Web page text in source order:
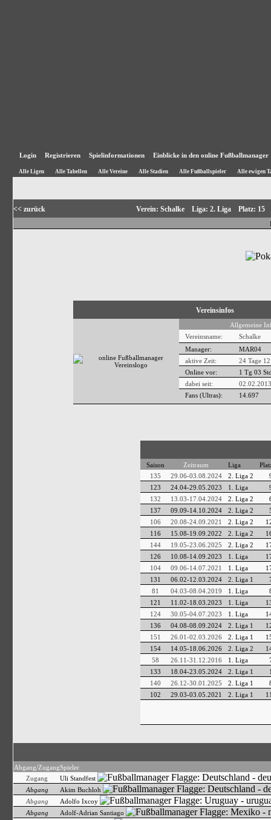
Login Registrieren Spielinformationen Einblicke in den online Fußballmanager
Alle Ligen Alle Tabellen Alle Vereine Alle Stadien Alle Fußballspieler Alle ewigen
<< zurück Verein: Schalke Liga: 2. Liga Platz:
Vereinsinfos
Allgemeine
Vereinsname:
Schalke
Manager:
MAR04
aktive Zeit:
24 Tage
Online vor:
1 Tg 03
dabei seit:
Fans (Ultras):
14.697
Saison Zeitraum Liga
135
29.06-03.08.2024 2. Liga 2
123
24.04-29.05.2023 1. Liga
132
13.03-17.04.2024 2. Liga 2
137
09.09-14.10.2024 2. Liga 2
106
20.08-24.09.2021 2. Liga 2
116
15.08-19.09.2022 2. Liga 2
144
19.05-23.06.2025 2. Liga 2
126
10.08-14.09.2023 1. Liga
104
09.06-14.07.2021 1. Liga
131
06.02-12.03.2024 2. Liga 1
81
04.03-08.04.2019 1. Liga
121
11.02-18.03.2023 1. Liga
124
30.05-04.07.2023 1. Liga
136
04.08-08.09.2024 2. Liga 1
151
26.01-02.03.2026 2. Liga 1
154
14.05-18.06.2026 2. Liga 2
58
26.11-31.12.2016 1. Liga
133
18.04-23.05.2024 2. Liga 1
140
26.12-30.01.2025 2. Liga 1
102
29.03-03.05.2021 2. Liga 1
Abgang/ZugangSpieler
Zugang
Uli Standfest
Abgang
Akim Buchloh
Abgang
Adolfo Ixcoy
Abgang
Adolf-Adrian Santiago